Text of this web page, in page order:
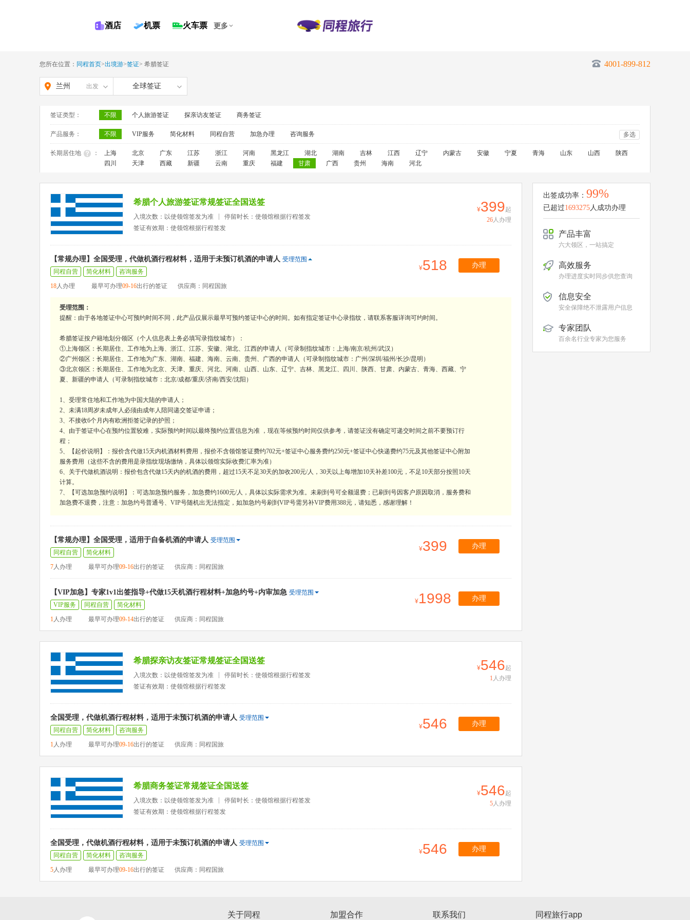
酒店 机票 火车票 更多
您所在位置： 同程首页>出境游>签证> 希腊签证 4001-899-812
兰州 出发 全球签证
签证类型： 不限 个人旅游签证 探亲访友签证 商务签证
产品服务： 不限 VIP服务 简化材料 同程自营 加急办理 咨询服务 多选
长期居住地 ： 上海 北京 广东 江苏 浙江 河南 黑龙江 湖北 湖南 吉林 江西 辽宁 内蒙古 安徽 宁夏 青海 山东 山西
陕西
四川
天津 西藏 新疆 云南 重庆 福建 甘肃 广西 贵州 海南 河北
希腊个人旅游签证常规签证全国送签
入境次数：以使领馆签发为准
停留时长：使领馆根据行程签发
签证有效期：使领馆根据行程签发
399起
26人办理
【常规办理】全国受理，代做机酒行程材料，适用于未预订机酒的申请人 受理范围
同程自营
简化材料
咨询服务
18人办理 最早可办理09-16出行的签证 供应商：同程国旅
518 办理
受理范围：
提醒：由于各地签证中心可预约时间不同，此产品仅展示最早可预约签证中心的时间。如有指定签证中心录指纹，请联系客服详询可约时间。
希腊签证按户籍地划分领区（个人信息表上务必填写录指纹城市）：
①上海领区：长期居住、工作地为上海、浙江、江苏、安徽、湖北、江西的申请人（可录制指纹城市：上海/南京/杭州/武汉）
②广州领区：长期居住、工作地为广东、湖南、福建、海南、云南、贵州、广西的申请人（可录制指纹城市：广州/深圳/福州/长沙/昆明）
③北京领区：长期居住、工作地为北京、天津、重庆、河北、河南、山西、山东、辽宁、吉林、黑龙江、四川、陕西、甘肃、内蒙古、青海、西藏、宁
夏、新疆的申请人（可录制指纹城市：北京/成都/重庆/济南/西安/沈阳）
1、受理常住地和工作地为中国大陆的申请人；
2、未满18周岁未成年人必须由成年人陪同递交签证申请；
3、不接收6个月内有欧洲拒签记录的护照；
4、由于签证中心在预约位置较难，实际预约时间以最终预约位置信息为准 ，现在等候预约时间仅供参考，请签证没有确定可递交时间之前不要预订行
程；
5、【起价说明】：报价含代做15天内机酒材料费用，报价不含领馆签证费约702元+签证中心服务费约250元+签证中心快递费约75元及其他签证中心附加
服务费用（这些不含的费用是录指纹现场缴纳，具体以领馆实际收费汇率为准）
6、关于代做机酒说明：报价包含代做15天内的机酒的费用，超过15天不足30天的加收200元/人，30天以上每增加10天补差100元，不足10天部分按照10天
计算。
7、【可选加急预约说明】：可选加急预约服务，加急费约1600元/人，具体以实际需求为准。未刷到号可全额退费；已刷到号因客户原因取消，服务费和
加急费不退费，注意：加急约号普通号、VIP号随机出无法指定，如加急约号刷到VIP号需另补VIP费用388元，请知悉，感谢理解！
【常规办理】全国受理，适用于自备机酒的申请人 受理范围
同程自营
简化材料
7人办理 最早可办理09-16出行的签证 供应商：同程国旅
399 办理
【VIP加急】专家1v1出签指导+代做15天机酒行程材料+加急约号+内审加急 受理范围
VIP服务
同程自营
简化材料
1人办理 最早可办理09-14出行的签证 供应商：同程国旅
1998 办理
希腊探亲访友签证常规签证全国送签
入境次数：以使领馆签发为准
停留时长：使领馆根据行程签发
签证有效期：使领馆根据行程签发
546起
1 人办理
全国受理，代做机酒行程材料，适用于未预订机酒的申请人 受理范围
同程自营
简化材料
咨询服务
1人办理 最早可办理09-16出行的签证 供应商：同程国旅
546 办理
希腊商务签证常规签证全国送签
入境次数：以使领馆签发为准
停留时长：使领馆根据行程签发
签证有效期：使领馆根据行程签发
546起
5人办理
全国受理，代做机酒行程材料，适用于未预订机酒的申请人 受理范围
同程自营
简化材料
咨询服务
5人办理 最早可办理09-16出行的签证 供应商：同程国旅
546 办理
出签成功率： 99%
已超过1693275人成功办理
产品丰富
六大领区，一站搞定
高效服务
办理进度实时同步供您查询
信息安全
安全保障绝不泄露用户信息
专家团队
百余名行业专家为您服务
关于同程 加盟合作 联系我们 同程旅行app